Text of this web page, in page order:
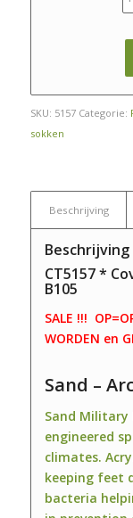
SKU: 5157 Categorie:
sokken
Beschrijving
Beschrijving
CT5157 *
B105
SALE !!!
WORDEN en
Sand –
Sand Military
engineered
climates.
keeping feet
bacteria